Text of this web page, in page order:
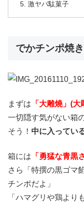
激ヤバ駄菓子
でかチンポ焼
まずは 「大雕燒」(
一切隠す気がない箱
そう！ 中に入ってい
箱には 「勇猛な青黒
さら「特撰の黒ゴマ
チンポだよ」
「ハマグリや鶏よ